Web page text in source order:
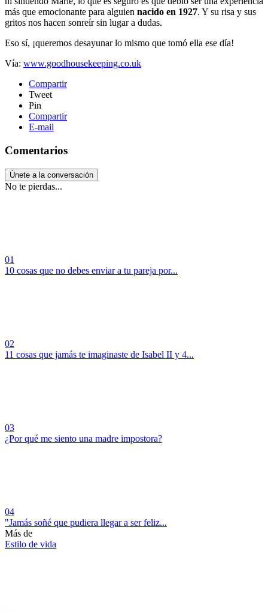
más que emocionante para alguien nacido en 1927. Y su risa y sus
gritos nos hacen sonreír sin lugar a dudas.
Eso sí, ¡queremos desayunar lo mismo que tomó ella ese día!
Vía: www.goodhousekeeping.co.uk
Compartir
Tweet
Pin
Compartir
E-mail
Comentarios
Únete a la conversación
No te pierdas...
01
10 cosas que no debes enviar a tu pareja por...
02
11 cosas que jamás te imaginaste de Isabel II y 4...
03
¿Por qué me siento una madre impostora?
04
"Jamás soñé que pudiera llegar a ser feliz...
Más de
Estilo de vida